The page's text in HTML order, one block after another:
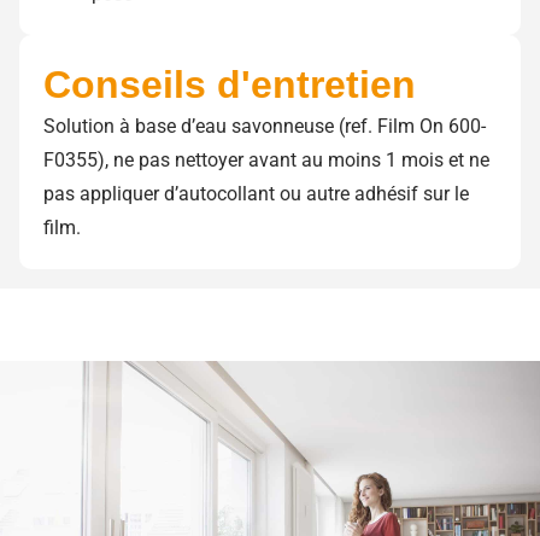
Conseils d'entretien
Solution à base d’eau savonneuse (ref. Film On 600-
F0355), ne pas nettoyer avant au moins 1 mois et ne
pas appliquer d’autocollant ou autre adhésif sur le
film.